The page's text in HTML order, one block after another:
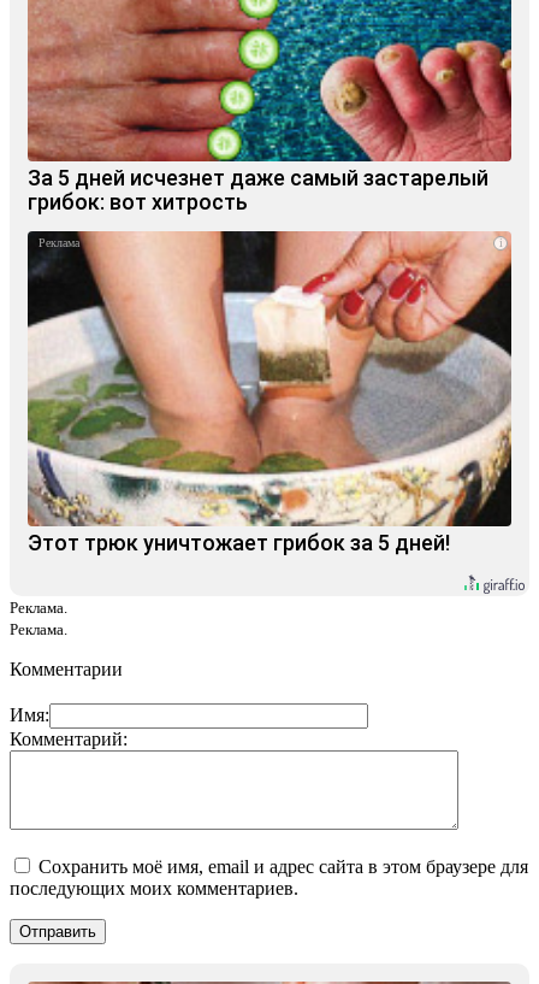
За 5 дней исчезнет даже самый застарелый
грибок: вот хитрость
i
Этот трюк уничтожает грибок за 5 дней!
Реклама.
Реклама.
Комментарии
Имя:
Комментарий:
Сохранить моё имя, email и адрес сайта в этом браузере для
последующих моих комментариев.